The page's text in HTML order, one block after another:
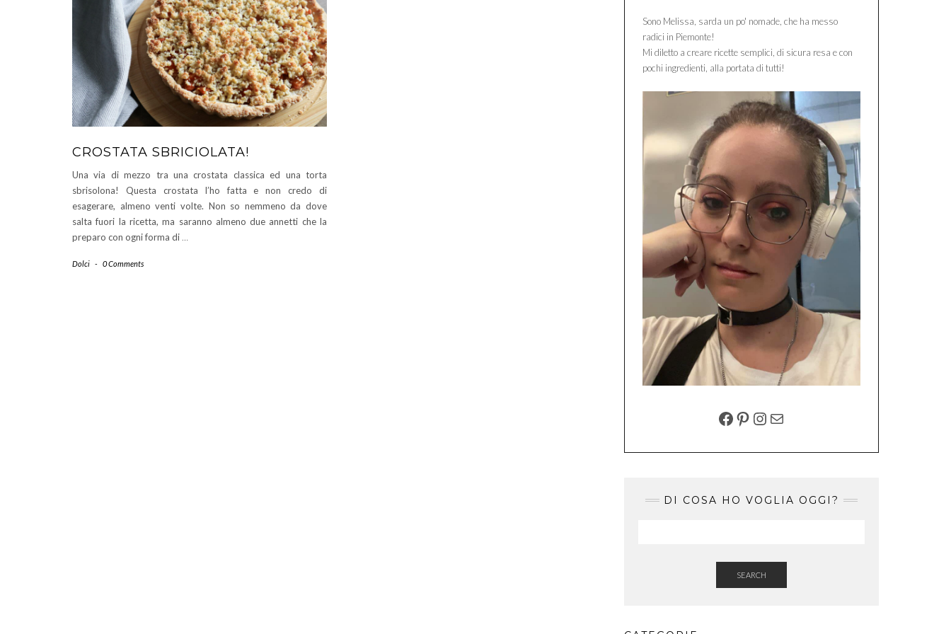
CROSTATA SBRICIOLATA!
Una via di mezzo tra una crostata classica ed una torta
sbrisolona! Questa crostata l’ho fatta e non credo di
esagerare, almeno venti volte. Non so nemmeno da dove
salta fuori la ricetta, ma saranno almeno due annetti che la
preparo con ogni forma di…
Dolci - 0 Comments
Sono Melissa, sarda un po' nomade, che ha messo
radici in Piemonte!
Mi diletto a creare ricette semplici, di sicura resa e con
pochi ingredienti, alla portata di tutti!
FACEBOOK
PINTEREST
INSTAGRAM
EMAIL
DI COSA HO VOGLIA OGGI?
SEARCH